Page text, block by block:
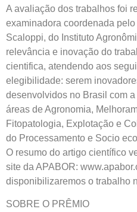
A avaliação dos trabalhos foi
examinadora coordenada
Scaloppi, do Instituto
relevância e inovação do
cientifica, atendendo aos
elegibilidade: serem
desenvolvidos no Brasil com
áreas de Agronomia,
Fitopatologia, Explotação e
do Processamento e Socio
O resumo do artigo científico
site da APABOR:
disponibilizaremos o trabalho
SOBRE O PRÊMIO